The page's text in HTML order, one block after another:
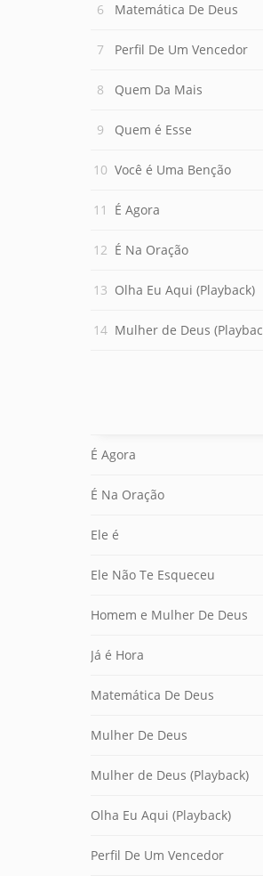
Matemática De Deus
Perfil De Um Vencedor
Quem Da Mais
Quem é Esse
Você é Uma Benção
É Agora
É Na Oração
Olha Eu Aqui (Playback)
Mulher de Deus
É Agora
É Na Oração
Ele é
Ele Não Te Esqueceu
Homem e Mulher De Deus
Já é Hora
Matemática De Deus
Mulher De Deus
Mulher de Deus (Playback)
Olha Eu Aqui (Playback)
Perfil De Um Vencedor